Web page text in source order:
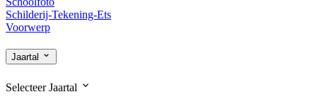
Schilderij-Tekening-Ets
Voorwerp
Jaartal
SelecteerJaartal